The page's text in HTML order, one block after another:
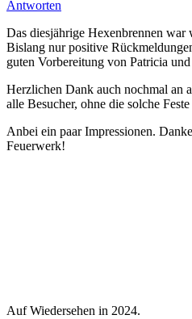
Antworten
Das diesjährige Hexenbrennen
Bislang nur positive
guten Vorbereitung von Patricia
Herzlichen Dank auch nochmal an
alle Besucher, ohne die solche
Anbei ein paar Impressionen.
Feuerwerk!
Auf Wiedersehen in 2024.